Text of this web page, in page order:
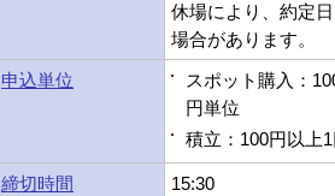
休場により、約定
場合があります。
申込単位
スポット購入：
円単位
積立：100円以上
締切時間
15:30